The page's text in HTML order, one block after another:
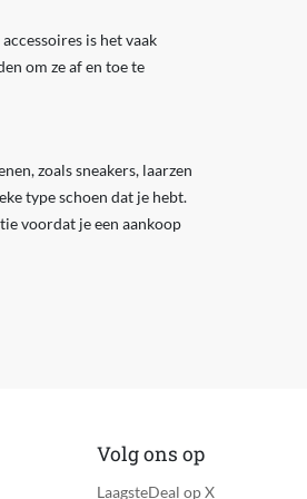
is het vaak
om ze af en toe te
zoals sneakers, laarzen
type schoen dat je hebt.
voordat je een aankoop
Volg ons op
LaagsteDeal op X